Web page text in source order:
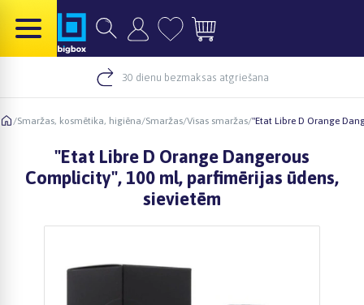
30 dienu bezmaksas atgriešana
/Smaržas, kosmētika, higiēna/Smaržas/Visas smaržas/"Etat Libre D Orange
"Etat Libre D Orange Dangerous
Complicity", 100 ml, parfimērijas ūdens,
sievietēm